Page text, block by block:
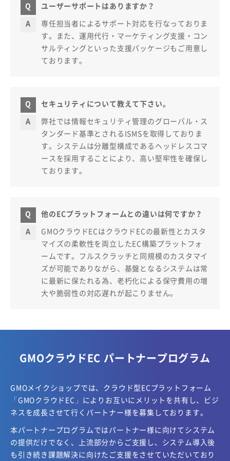
ユーザーサポートはありますか？
専任担当者によるサポート対応を行なっておりま
す。また、運用代行・マーケティング支援・コン
サルティングといった支援パッケージもご用意し
ております。
セキュリティについて教えて下さい。
弊社では情報セキュリティ管理のグローバル・ス
タンダード基準とされるISMSを取得しておりま
す。システムは分離型構成であるヘッドレスコマ
ースを採用することにより、高い堅牢性を確保し
ております。
他のECプラットフォームとの違いは何ですか？
GMOクラウドECはクラウドECの最新性とカスタ
マイズの柔軟性を両立したEC構築プラットフォ
ームです。フルスクラッチと同規模のカスタマイ
ズが可能でありながら、基盤となるシステムは常
に最新に保たれる為、老朽化による保守費用の増
大や脆弱性の対応遅れが起こりません。
GMOクラウドEC パートナープログラム
GMOメイクショップでは、クラウド型ECプラットフォーム
「GMOクラウドEC」により お互いにメリットを共有し、ビジ
ネスを成長させて行くパートナー様を募集しております。
本パートナープログラムではパートナー様に向けてシステム
の提供だけでなく、上流部分からご支援し、 システム導入後
も引き続き課題解決に向けたご支援をさせていただいており